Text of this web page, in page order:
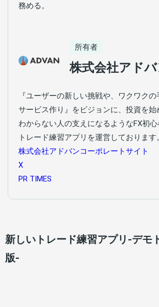
務める。
所有者
株式会社アドバ
『ユーザーの新しい挑戦や、ワクワク
サービス作り』をビジョンに、投資を始
わからない人の支えになるようなFX初心
トレード練習アプリを運営しております。
株式会社アドバンコーポレートサイト
X
PR TIMES
新しいトレード練習アプリ-デモ
版-